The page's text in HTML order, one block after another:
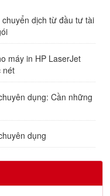
dịch từ đầu tư tài
máy in HP LaserJet
nét
dụng: Cần những
dụng